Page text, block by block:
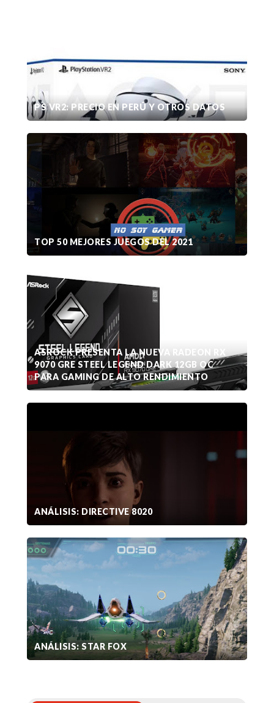
PS VR2: PRECIO EN PERÚ Y OTROS DATOS
TOP 50 MEJORES JUEGOS DEL 2021
ASROCK PRESENTA LA NUEVA RADEON RX
9070 GRE STEEL LEGEND DARK 12GB OC
PARA GAMING DE ALTO RENDIMIENTO
ANÁLISIS: DIRECTIVE 8020
ANÁLISIS: STAR FOX